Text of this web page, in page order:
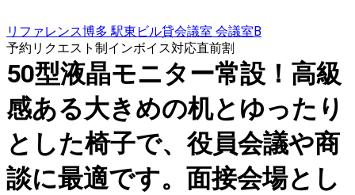
リファレンス博多 駅東ビル貸会議室 会議室B
予約リクエスト制インボイス対応直前割
50型液晶モニター常設！高級
感ある大きめの机とゆったり
とした椅子で、役員会議や商
談に最適です。面接会場とし